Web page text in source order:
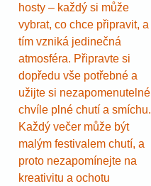
hosty – každý si může
vybrat, co chce připravit, a
tím vzniká jedinečná
atmosféra. Připravte si
dopředu vše potřebné a
užijte si nezapomenutelné
chvíle plné chutí a smíchu.
Každý večer může být
malým festivalem chutí, a
proto nezapomínejte na
kreativitu a ochotu